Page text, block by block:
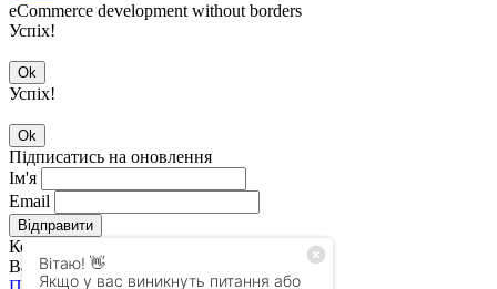
eCommerce development without borders
Успіх!
Ok
Успіх!
Ok
Підписатись на оновлення
Ім'я
Email
Відправити
Кошик (
Ваш кошик порожній!